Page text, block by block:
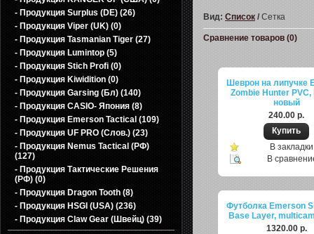
- Продукция Surplus (DE) (26)
- Продукция Viper (UK) (0)
- Продукция Tasmanian Tiger (27)
- Продукция Lumintop (5)
- Продукция Stich Profi (0)
- Продукция Kiwidition (0)
- Продукция Garsing (Бл) (140)
- Продукция CASIО- Япония (8)
- Продукция Emerson Tactical (109)
- Продукция UF PRO (Слов.) (23)
- Продукция Nemus Tactical (РФ)
(127)
- Продукция Тактические Решения
(РФ) (0)
- Продукция Dragon Tooth (8)
- Продукция HSGI (USA) (236)
- Продукция Claw Gear (Швейц) (39)
Вид: Список / Сетка
Сравнение товаров (0)
Шеврон на липучке
Zombie Hunter PVC,
новый
240.00 р.
В закладки
В
Футболка Emerson
Base Layer,
1320.00 р.